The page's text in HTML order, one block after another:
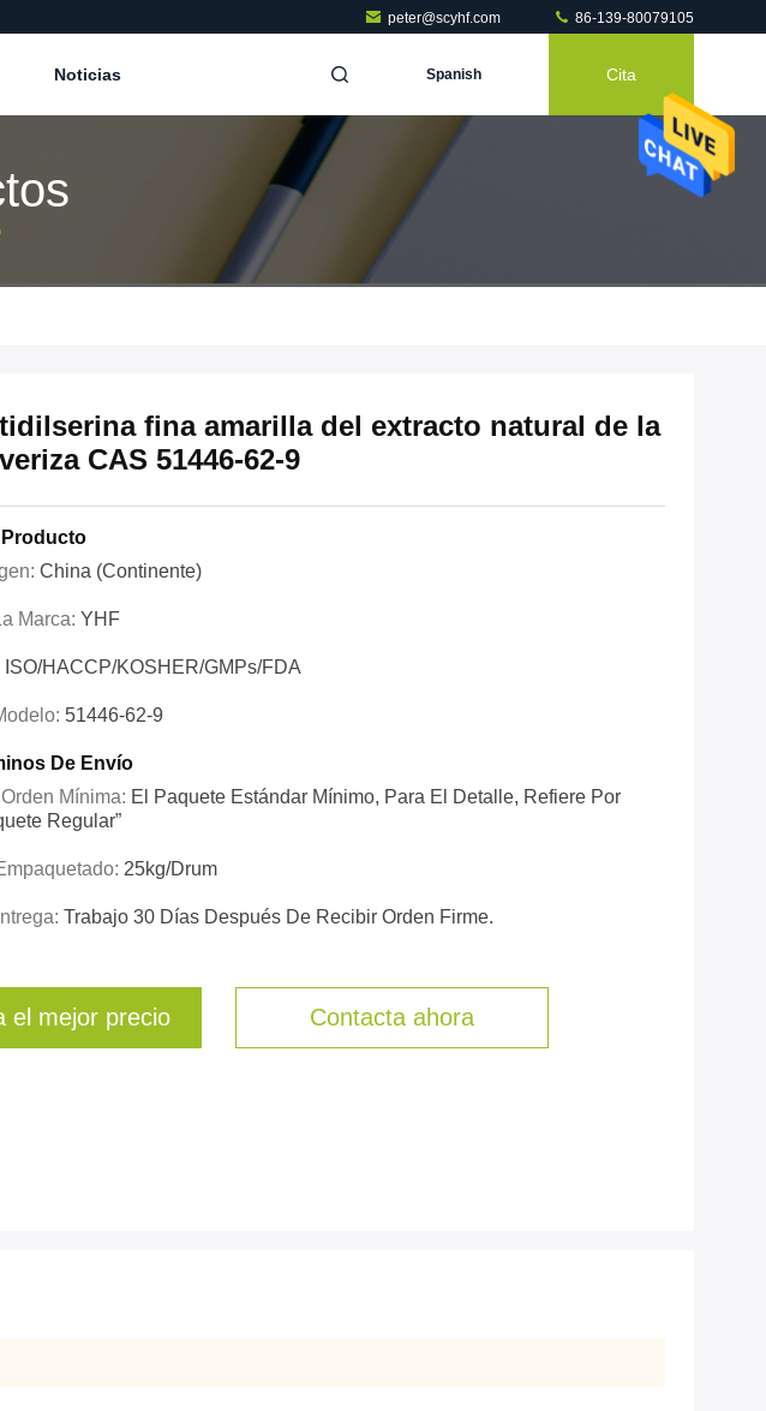
peter@scyhf.com 86-139-80079105
Noticias Spanish Cita
fina amarilla del extracto natural de la
CAS 51446-62-9
Producto
China (continente)
Marca: YHF
ISO/HACCP/KOSHER/GMPs/FDA
51446-62-9
De Envío
Mínima: El Paquete Estándar Mínimo, Para El Detalle, Refiere Por
Regular”
25kg/drum
Trabajo 30 Días Después De Recibir Orden Firme.
el mejor precio Contacta ahora